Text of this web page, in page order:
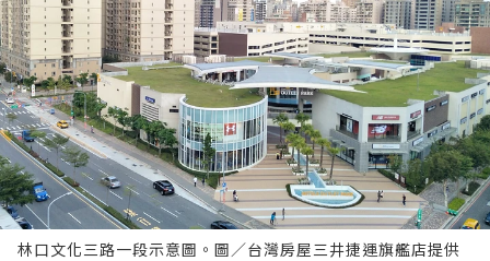
林口文化三路一段示意圖。圖／台灣房屋三井捷運旗艦店提供